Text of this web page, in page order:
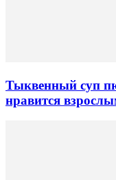
Тыквенный суп
нравится